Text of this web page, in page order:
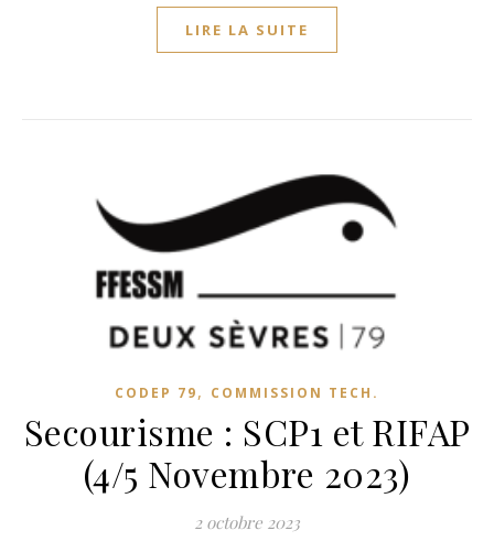
LIRE LA SUITE
CODEP 79, COMMISSION TECH.
Secourisme : SCP1 et RIFAP
(4/5 Novembre 2023)
2 octobre 2023